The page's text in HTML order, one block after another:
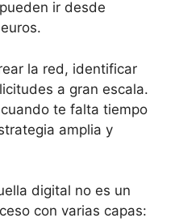
ir desde
la red, identificar
a gran escala.
cuando te falta tiempo
amplia y
digital no es un
con varias capas: